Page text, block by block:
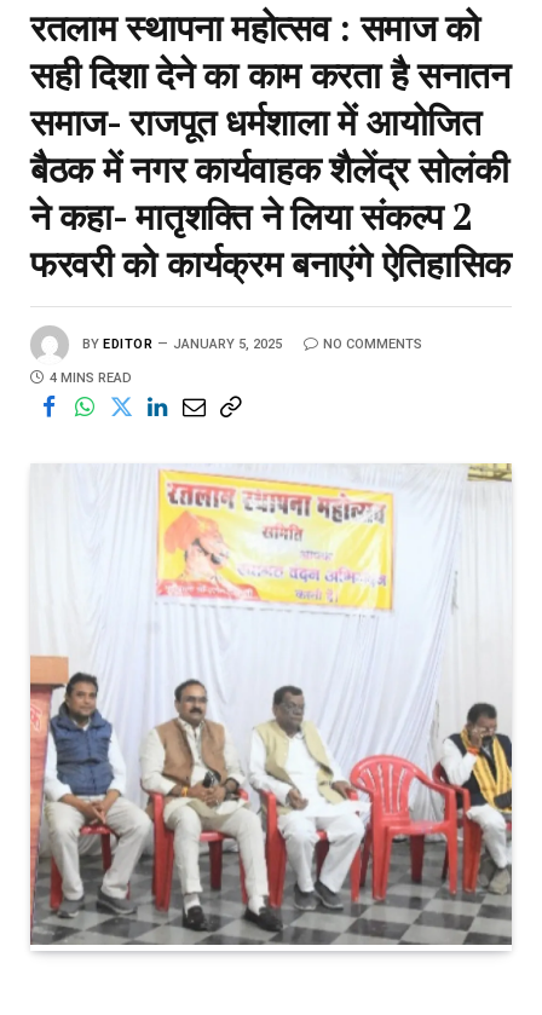
रतलाम स्थापना महोत्सव : समाज को
सही दिशा देने का काम करता है सनातन
समाज- राजपूत धर्मशाला में आयोजित
बैठक में नगर कार्यवाहक शैलेंद्र सोलंकी
ने कहा- मातृशक्ति ने लिया संकल्प 2
फरवरी को कार्यक्रम बनाएंगे ऐतिहासिक
BY EDITOR JANUARY 5, 2025 NO COMMENTS
4 MINS READ